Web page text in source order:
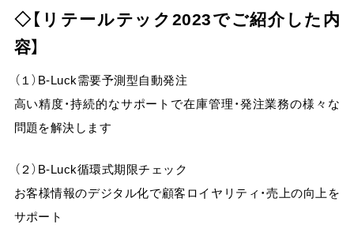
コラム
ログイン
お問い合わせ
【リテールテック2023でご紹介した内
容】
（１）B-Luck需要予測型自動発注
高い精度・持続的なサポートで在庫管理・発注業務の様々な
問題を解決します
（２）B-Luck循環式期限チェック
お客様情報のデジタル化で顧客ロイヤリティ・売上の向上を
サポート